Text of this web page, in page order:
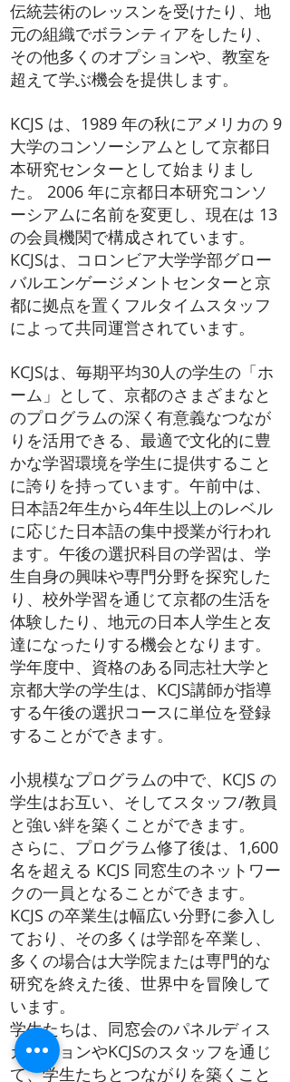
伝統芸術のレッスンを受けたり、地
元の組織でボランティアをしたり、
その他多くのオプションや、教室を
超えて学ぶ機会を提供します。
KCJS は、1989 年の秋にアメリカの 9
大学のコンソーシアムとして京都日
本研究センターとして始まりまし
た。 2006 年に京都日本研究コンソ
ーシアムに名前を変更し、現在は 13
の会員機関で構成されています。
KCJSは、コロンビア大学学部グロー
バルエンゲージメントセンターと京
都に拠点を置くフルタイムスタッフ
によって共同運営されています。
KCJSは、毎期平均30人の学生の「ホ
ーム」として、京都のさまざまなと
のプログラムの深く有意義なつなが
りを活用できる、最適で文化的に豊
かな学習環境を学生に提供すること
に誇りを持っています。午前中は、
日本語2年生から4年生以上のレベル
に応じた日本語の集中授業が行われ
ます。午後の選択科目の学習は、学
生自身の興味や専門分野を探究した
り、校外学習を通じて京都の生活を
体験したり、地元の日本人学生と友
達になったりする機会となります。
学年度中、資格のある同志社大学と
京都大学の学生は、KCJS講師が指導
する午後の選択コースに単位を登録
することができます。
小規模なプログラムの中で、KCJS の
学生はお互い、そしてスタッフ/教員
と強い絆を築くことができます。
さらに、プログラム修了後は、1,600
名を超える KCJS 同窓生のネットワー
クの一員となることができます。
KCJS の卒業生は幅広い分野に参入し
ており、その多くは学部を卒業し、
多くの場合は大学院または専門的な
研究を終えた後、世界中を冒険して
います。
学生たちは、同窓会のパネルディス
カッションやKCJSのスタッフを通じ
て、学生たちとつながりを築くこと